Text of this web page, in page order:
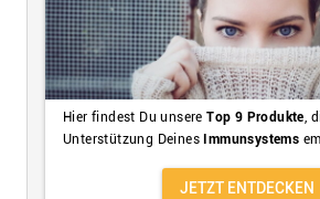
Hier findest Du unsere Top 9 Produkte,
Unterstützung Deines Immunsystems
JETZT ENTDECKEN